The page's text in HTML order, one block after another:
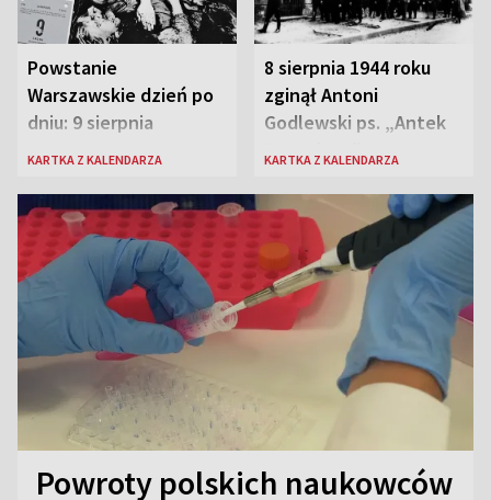
Powstanie
Warszawskie dzień po
dniu: 9 sierpnia
KARTKA Z KALENDARZA
8 sierpnia 1944 roku
zginął Antoni
Godlewski ps. „Antek
Rozpylacz”
KARTKA Z KALENDARZA
Powroty polskich naukowców